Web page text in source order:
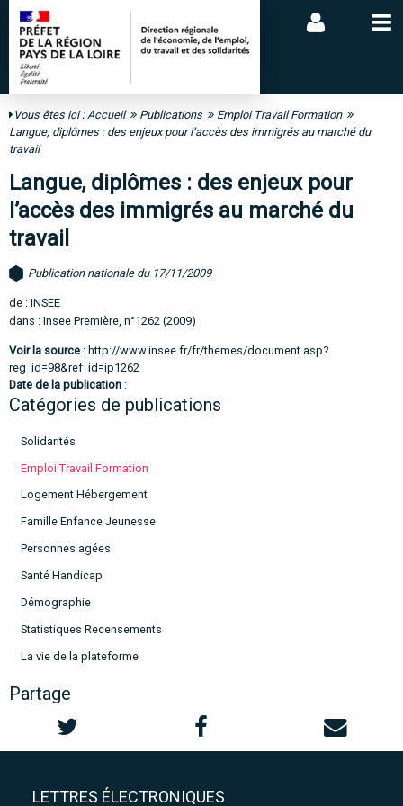
Vous êtes ici :Accueil Publications
Emploi Travail Formation
Langue, diplômes : des enjeux pour l’accès des immigrés au marché du
travail
Langue, diplômes : des enjeux pour
l’accès des immigrés au marché du
travail
Publication nationale du 17/11/2009
de : INSEE
dans : Insee Première, n°1262 (2009)
Voir la source : http://www.insee.fr/fr/themes/document.asp?
reg_id=98&ref_id=ip1262
Date de la publication :
Catégories de publications
Solidarités
Emploi Travail Formation
Logement Hébergement
Famille Enfance Jeunesse
Personnes agées
Santé Handicap
Démographie
Statistiques Recensements
La vie de la plateforme
Partage
LETTRES ÉLECTRONIQUES